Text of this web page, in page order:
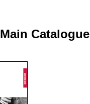
Main Catalogue